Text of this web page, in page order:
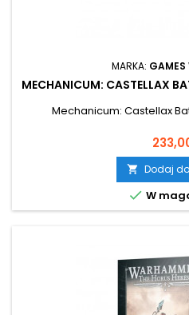
MARKA: GAMES
MECHANICUM: CASTELLAX
Mechanicum: Castellax
Cena
 Dodaj
 W